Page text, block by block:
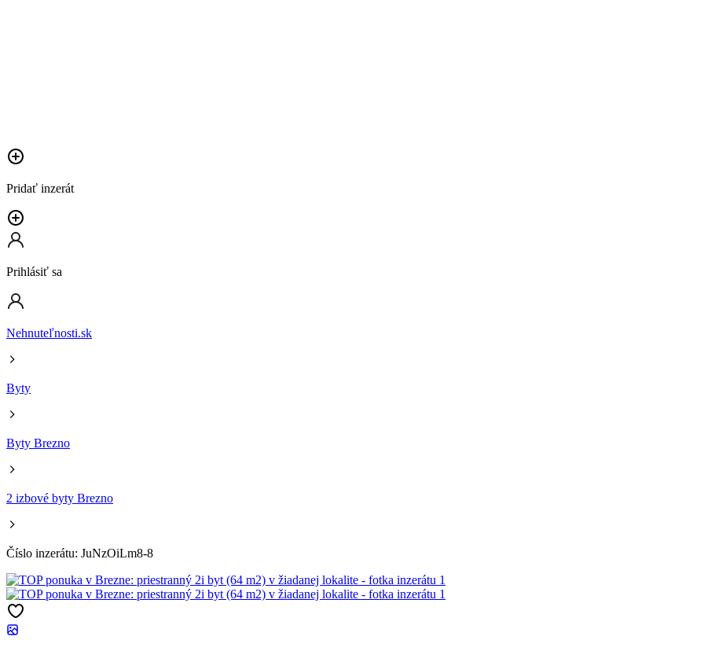
Pridať inzerát
Prihlásiť sa
Nehnuteľnosti.sk
Byty
Byty Brezno
2 izbové byty Brezno
Číslo inzerátu: JuNzOiLm8-8